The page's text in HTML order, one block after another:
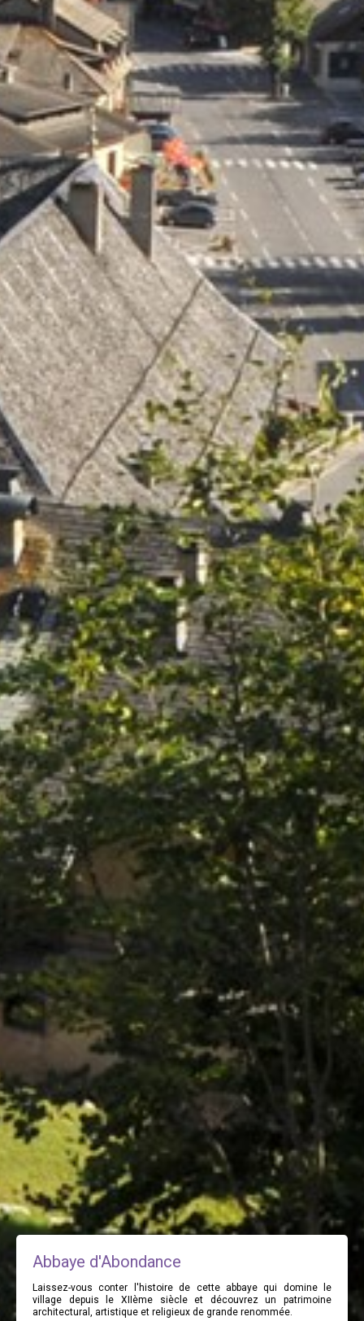
Abbaye d'Abondance
Laissez-vous conter l'histoire de cette abbaye qui domine le
village depuis le XIIème siècle et découvrez un patrimoine
architectural, artistique et religieux de grande renommée.